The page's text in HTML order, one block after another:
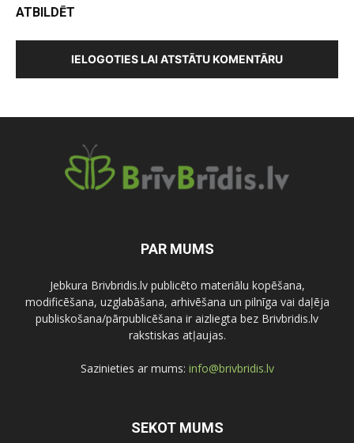
ATBILDĒT
IELOGOTIES LAI ATSTĀTU KOMENTĀRU
PAR MUMS
Jebkura Brivbridis.lv publicēto materiālu kopēšana,
modificēšana, uzglabāšana, arhivēšana un pilnīga vai daļēja
publiskošana/pārpublicēšana ir aizliegta bez Brivbridis.lv
rakstiskas atļaujas.
Sazinieties ar mums: info@brivbridis.lv
SEKOT MUMS